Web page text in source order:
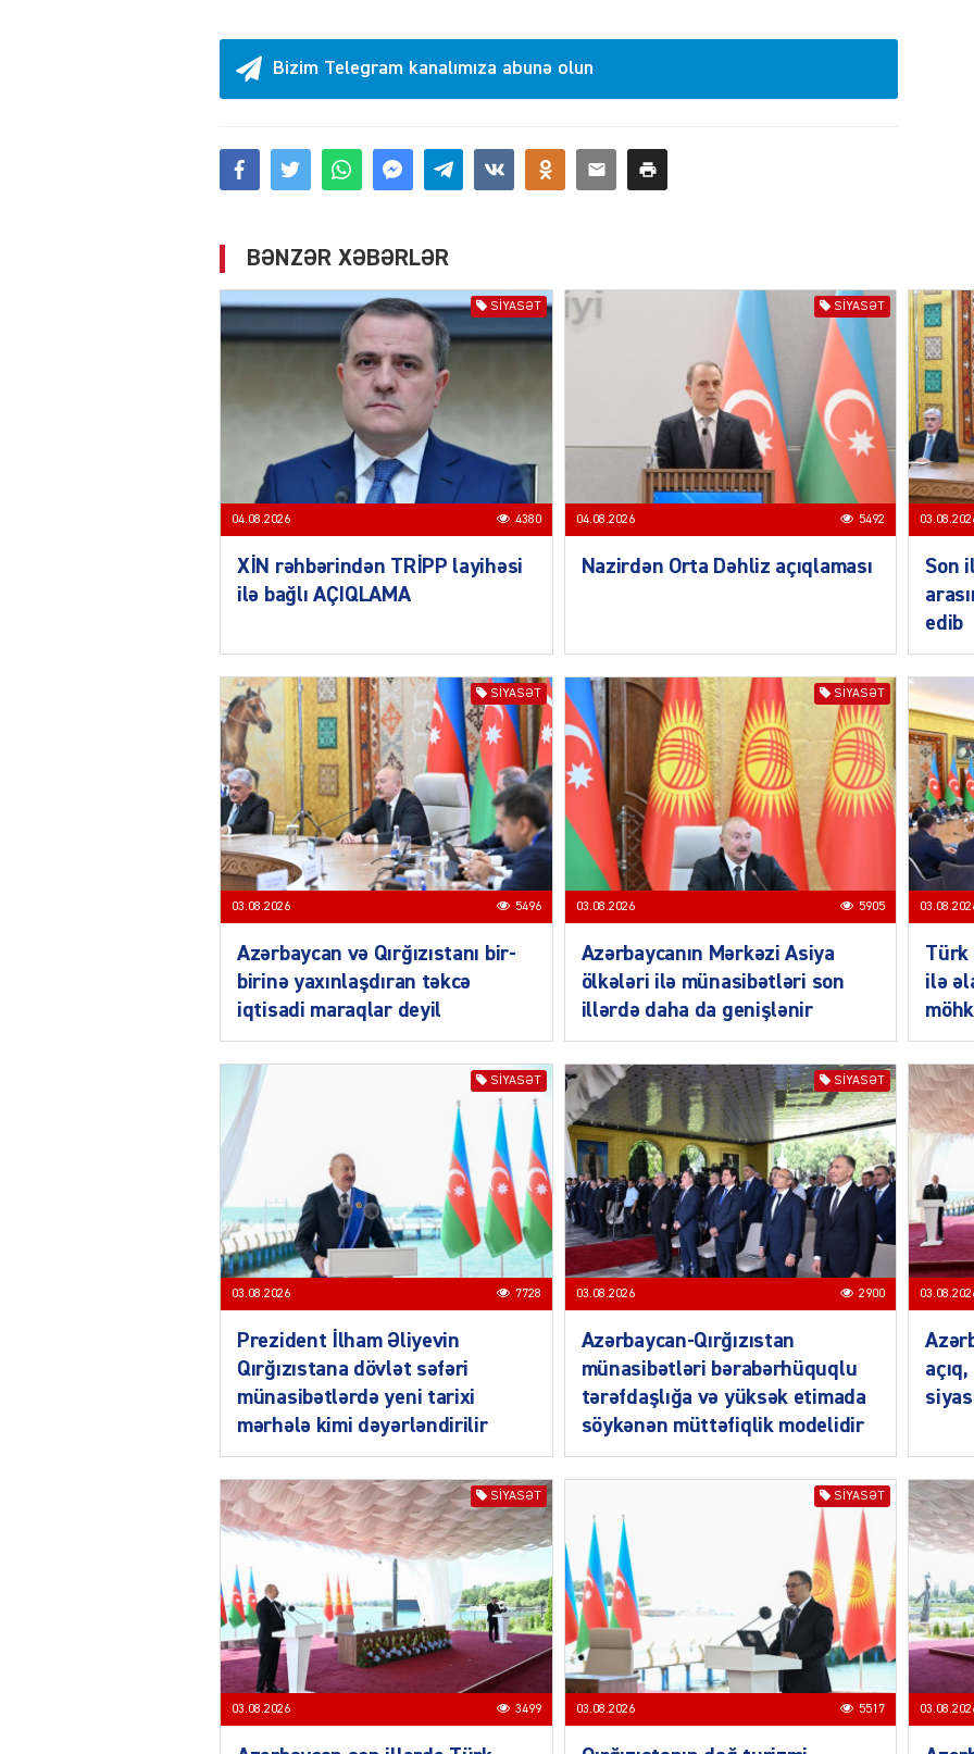
Bizim Telegram kanalımıza abunə olun
BƏNZƏR XƏBƏRLƏR
SIYASƏT
04.08.2026 4380
XİN rəhbərindən TRİPP layihəsi
ilə bağlı AÇIQLAMA
SIYASƏT
04.08.2026 5492
Nazirdən Orta Dəhliz açıqlaması
Son
edib
SIYASƏT
03.08.2026 5496
Azərbaycan və Qırğızıstanı bir-
birinə yaxınlaşdıran təkcə
iqtisadi maraqlar deyil
SIYASƏT
03.08.2026 5905
Azərbaycanın Mərkəzi Asiya
ölkələri ilə münasibətləri son
illərdə daha da genişlənir
Türk
ilə
SIYASƏT
03.08.2026 7728
Prezident İlham Əliyevin
Qırğızıstana dövlət səfəri
münasibətlərdə yeni tarixi
mərhələ kimi dəyərləndirilir
SIYASƏT
03.08.2026 2900
Azərbaycan-Qırğızıstan
münasibətləri bərabərhüquqlu
tərəfdaşlığa və yüksək etimada
söykənən müttəfiqlik modelidir
SIYASƏT
03.08.2026 3499
SIYASƏT
03.08.2026 5517